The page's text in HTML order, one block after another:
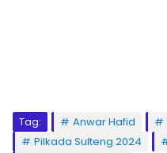
Tag: Anwar Hafid
Pilkada Sulteng 2024